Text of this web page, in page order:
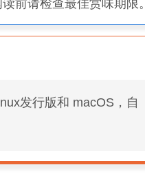
前请检查最佳赏味期限。
发行版和 macOS，自